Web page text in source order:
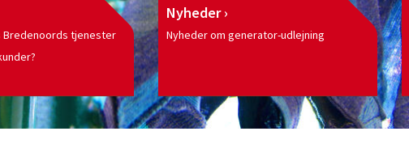
Bredenoords tjenester
Nyheder
Nyheder om generator-udlejning